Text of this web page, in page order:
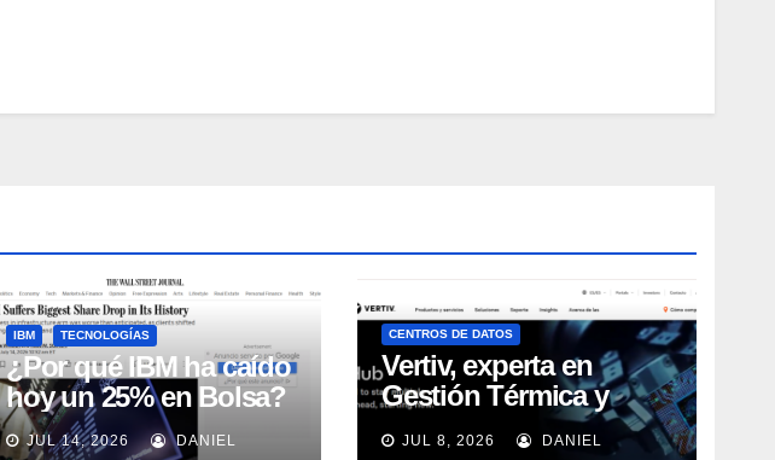
IBM TECNOLOGÍAS
¿Por qué IBM ha caído
hoy un 25% en Bolsa?
JUL 14, 2026 DANIEL
CENTROS DE DATOS
Vertiv, experta en
Gestión Térmica y
energía de Centros de
JUL 8, 2026 DANIEL